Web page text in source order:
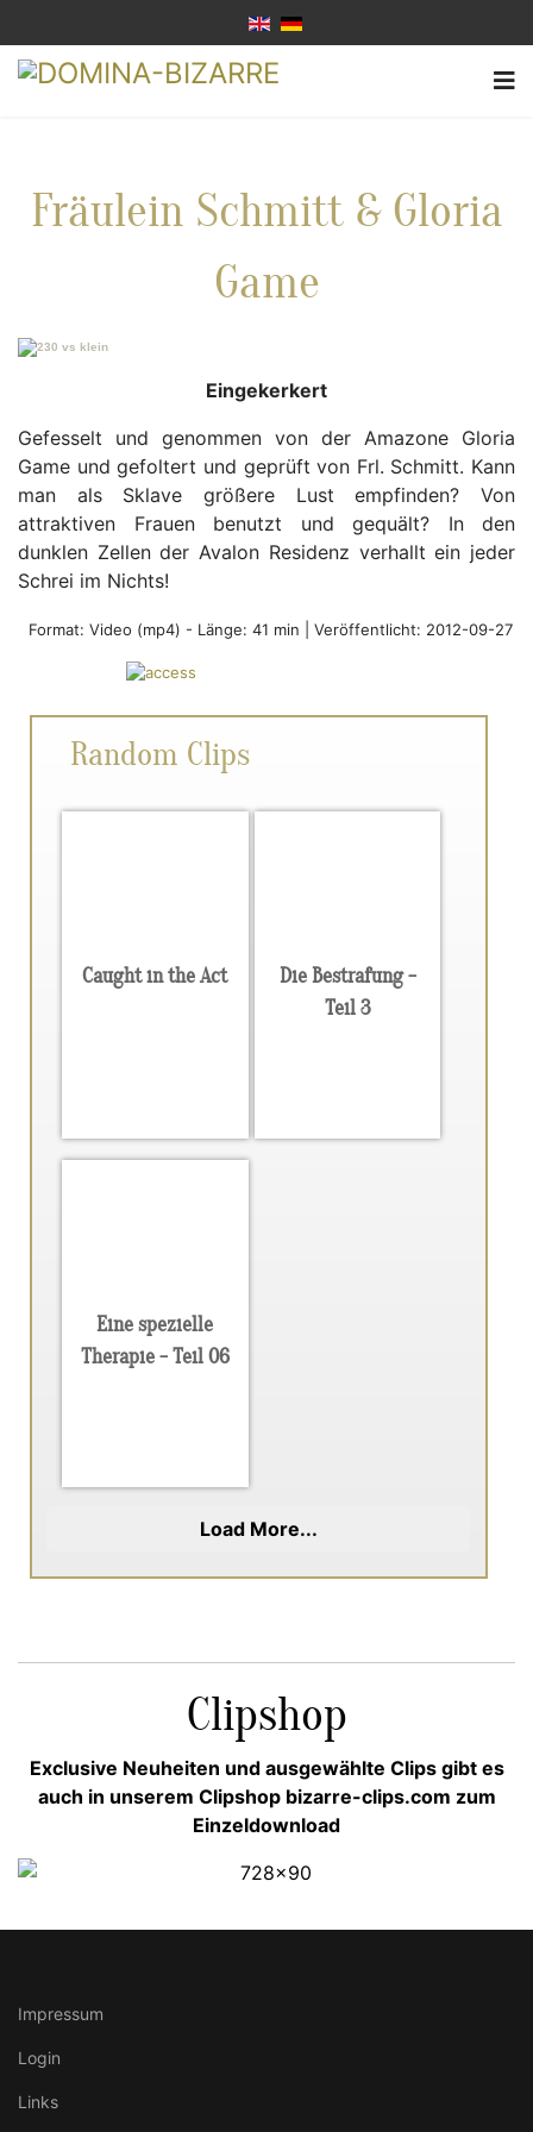
Fräulein Schmitt & Gloria
Game
Eingekerkert
Gefesselt und genommen von der Amazone Gloria
Game und gefoltert und geprüft von Frl. Schmitt. Kann
man als Sklave größere Lust empfinden? Von
attraktiven Frauen benutzt und gequält? In den
dunklen Zellen der Avalon Residenz verhallt ein jeder
Schrei im Nichts!
Format: Video (mp4) - Länge: 41 min | Veröffentlicht: 2012-09-27
Random Clips
Caught in the Act
Die Bestrafung -
Teil 3
Eine spezielle
Therapie - Teil 06
Load More...
Clipshop
Exclusive Neuheiten und ausgewählte Clips gibt es
auch in unserem Clipshop bizarre-clips.com zum
Einzeldownload
Impressum
Login
Links